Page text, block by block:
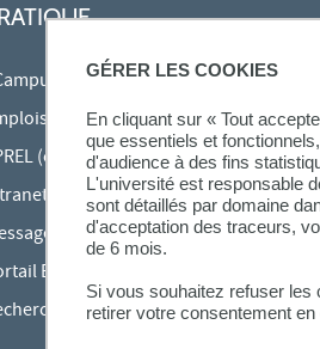
GÉRER LES COOKIES
En cliquant sur « Tout
que essentiels et
d'audience à des fins
L'université est responsable
sont détaillés par domaine
d'acceptation des traceurs,
de 6 mois.
Si vous souhaitez refuser
retirer votre consentement
du temps en ligne
(cours en ligne)
des personnels
étudiante
Bu Athéna
une formation